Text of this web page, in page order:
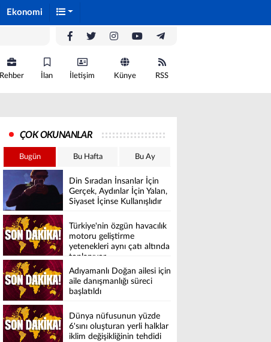
Ekonomi
Rehber İlan İletişim Künye RSS
ÇOK OKUNANLAR
Bugün Bu Hafta Bu Ay
Din Sıradan İnsanlar İçin
Gerçek, Aydınlar İçin Yalan,
Siyaset İçinse Kullanışlıdır
Türkiye'nin özgün havacılık
motoru geliştirme
yetenekleri aynı çatı altında
toplanıyor
Adıyamanlı Doğan ailesi için
aile danışmanlığı süreci
başlatıldı
Dünya nüfusunun yüzde
6'sını oluşturan yerli halklar
iklim değişikliğinin tehdidi